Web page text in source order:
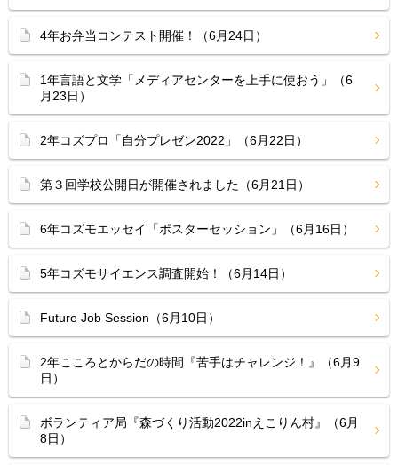
4年お弁当コンテスト開催！（6月24日）
1年言語と文学「メディアセンターを上手に使おう」（6
月23日）
2年コズプロ「自分プレゼン2022」（6月22日）
第３回学校公開日が開催されました（6月21日）
6年コズモエッセイ「ポスターセッション」（6月16日）
5年コズモサイエンス調査開始！（6月14日）
Future Job Session（6月10日）
2年こころとからだの時間『苦手はチャレンジ！』（6月9
日）
ボランティア局『森づくり活動2022inえこりん村』（6月
8日）